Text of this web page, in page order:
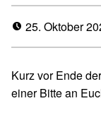
25. Oktober
Kurz vor Ende
einer Bitte an